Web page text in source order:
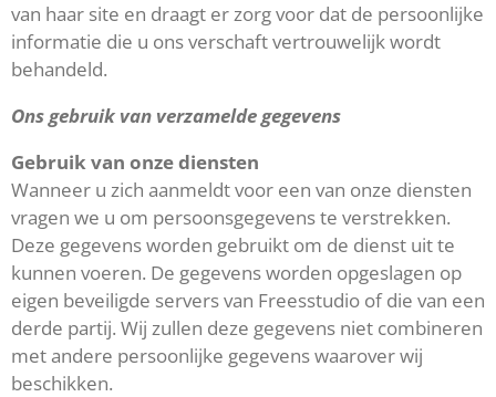
van haar site en draagt er zorg voor dat de persoonlijke
informatie die u ons verschaft vertrouwelijk wordt
behandeld.
Ons gebruik van verzamelde gegevens
Gebruik van onze diensten
Wanneer u zich aanmeldt voor een van onze diensten
vragen we u om persoonsgegevens te verstrekken.
Deze gegevens worden gebruikt om de dienst uit te
kunnen voeren. De gegevens worden opgeslagen op
eigen beveiligde servers van Freesstudio of die van een
derde partij. Wij zullen deze gegevens niet combineren
met andere persoonlijke gegevens waarover wij
beschikken.